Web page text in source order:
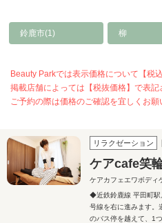
鈴鹿市(1) 柳
Beauty Parkでは表示価格について【税
掲載店舗によっては【税抜価格】で表記
ご予約の際は価格のご確認を宜しくお願
リラクゼーション
ケアcafe笑
ケアカフェエワボディ
◆近鉄鈴鹿線 平田町駅
号線を右に進みます。
のバス停を越えて、1